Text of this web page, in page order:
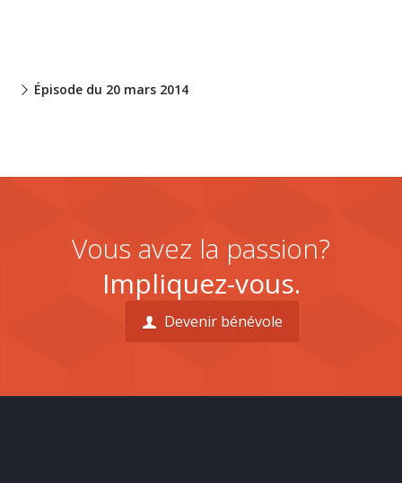
Épisode du 20 mars 2014
Vous avez la passion?
Impliquez-vous.
Devenir bénévole